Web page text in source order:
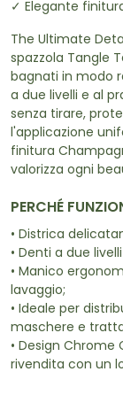
✓ Elegante
The Ultimate
spazzola Tangle
bagnati in modo
a due livelli e al
senza tirare,
l'applicazione
finitura
valorizza ogni
PERCHÉ
• Districa
• Denti a due
• Manico
lavaggio;
• Ideale per
maschere e
• Design Chrome
rivendita con un